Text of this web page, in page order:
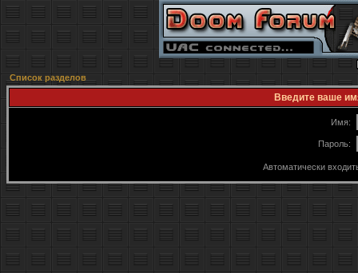
Список разделов
Введите ваше
Имя:
Пароль:
Автоматически